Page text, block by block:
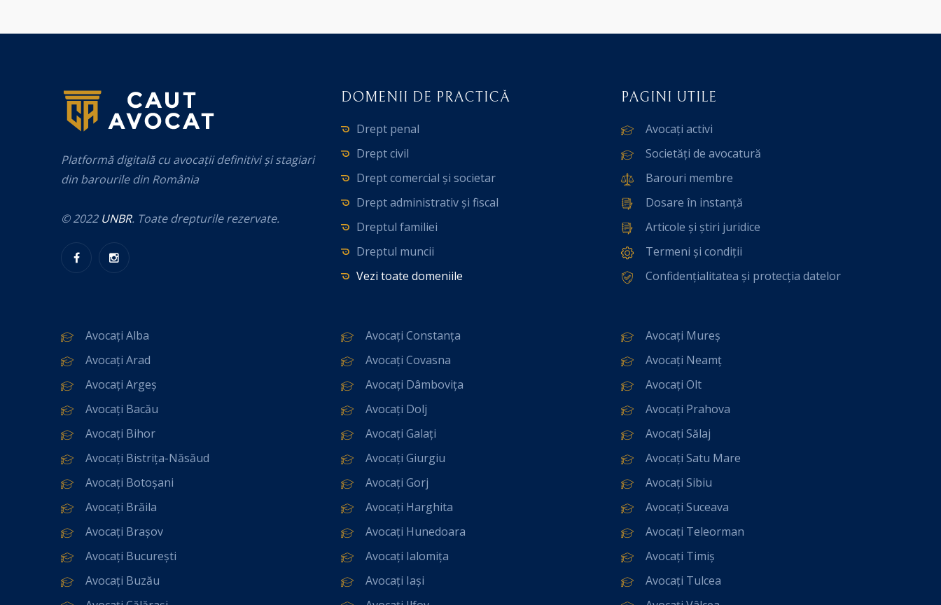
Platformă digitală cu avocații definitivi și stagiari
din barourile din România
© 2022 UNBR. Toate drepturile rezervate.
DOMENII DE PRACTICĂ
Drept penal
Drept civil
Drept comercial și societar
Drept administrativ și fiscal
Dreptul familiei
Dreptul muncii
Vezi toate domeniile
PAGINI UTILE
Avocați activi
Societăți de avocatură
Barouri membre
Dosare în instanță
Articole și știri juridice
Termeni și condiții
Confidențialitatea și protecția datelor
Avocați Alba
Avocați Arad
Avocați Argeș
Avocați Bacău
Avocați Bihor
Avocați Bistrița-Năsăud
Avocați Botoșani
Avocați Brăila
Avocați Brașov
Avocați București
Avocați Buzău
Avocați Constanța
Avocați Covasna
Avocați Dâmbovița
Avocați Dolj
Avocați Galați
Avocați Giurgiu
Avocați Gorj
Avocați Harghita
Avocați Hunedoara
Avocați Ialomița
Avocați Iași
Avocați Mureș
Avocați Neamț
Avocați Olt
Avocați Prahova
Avocați Sălaj
Avocați Satu Mare
Avocați Sibiu
Avocați Suceava
Avocați Teleorman
Avocați Timiș
Avocați Tulcea